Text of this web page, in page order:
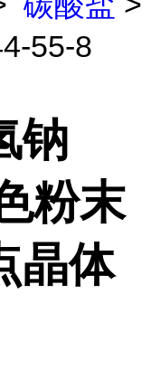
55-8
钠
粉末
晶体